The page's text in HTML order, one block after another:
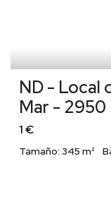
ND - Local
Mar - 2950
1 €
Tamaño: 345 m²